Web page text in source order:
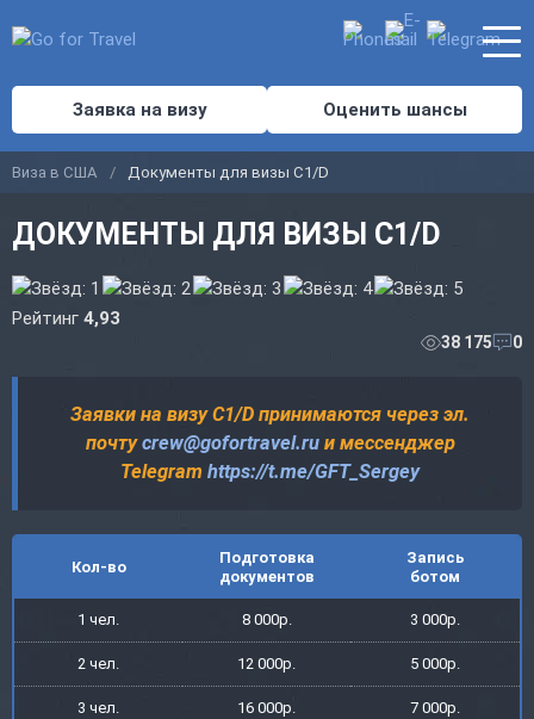
Заявка на визу Оценить шансы
Виза в США Документы для визы C1/D
ДОКУМЕНТЫ ДЛЯ ВИЗЫ C1/D
Рейтинг 4,93
38 175 0
Заявки на визу C1/D принимаются через эл.
почту crew@gofortravel.ruи мессенджер
Telegram https://t.me/GFT_Sergey
Кол-во
Подготовка
документов
Запись
ботом
1 чел. 8 000р. 3 000р.
2 чел. 12 000р. 5 000р.
3 чел. 16 000р. 7 000р.